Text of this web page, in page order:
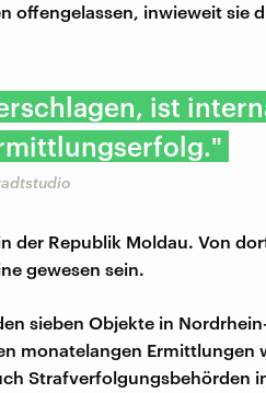
offengelassen, inwieweit sie
ist
der Republik Moldau. Von
gewesen sein.
sieben Objekte in
monatelangen Ermittlungen
Strafverfolgungsbehörden